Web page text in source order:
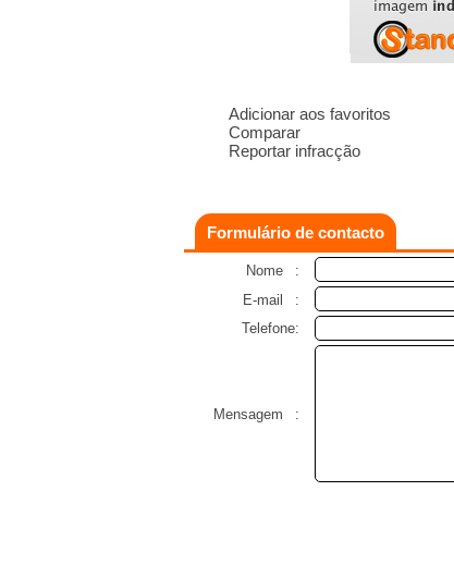
Adicionar aos favoritos
Comparar
Reportar infracção
Formulário de contacto
Nome
:
E-mail
:
Telefone:
Mensagem :